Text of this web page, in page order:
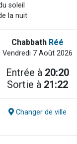
soleil
la nuit
Chabbath Réé
Vendredi 7 Août 2026
Entrée à 20:20
Sortie à 21:22
Changer de ville